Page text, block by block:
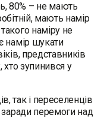
80% – не мають
мають намір
наміру не
намір шукати
представників
хто зупинився у
так і переселенців
заради перемоги над